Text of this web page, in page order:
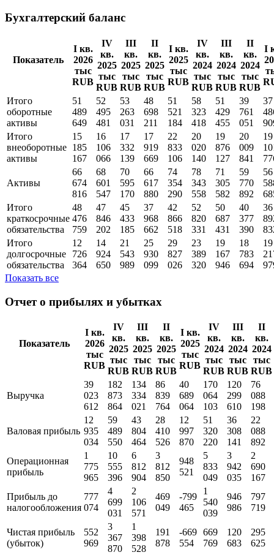
Бухгалтерский баланс
Показатель
I кв.
2026
тыс
RUB
IV
кв.
2025
тыс
RUB
III
кв.
2025
тыс
RUB
II
кв.
2025
тыс
RUB
I кв.
2025
тыс
RUB
IV
кв.
2024
тыс
RUB
III
кв.
2024
тыс
RUB
II
кв.
2024
тыс
RUB
I
Итого
оборотные
активы
51
489
649
52
495
481
53
263
031
48
698
211
51
521
184
58
323
418
51
429
455
39
761
051
37
Итого
внеоборотные
активы
15
185
167
16
106
066
17
332
139
17
919
669
22
833
106
20
020
140
19
876
127
20
009
841
19
Активы
66
674
816
68
601
547
70
595
170
66
617
880
74
354
290
78
343
558
71
305
582
59
770
892
56
Итого
краткосрочные
обязательства
48
476
759
47
846
202
45
433
185
37
968
662
42
866
518
52
820
331
50
687
431
40
377
390
36
Итого
долгосрочные
обязательства
12
726
364
14
924
650
21
543
989
25
930
099
29
827
026
23
389
320
19
167
946
18
783
694
19
Показать все
Отчет о прибылях и убытках
Показатель
I кв.
2026
тыс
RUB
IV
кв.
2025
тыс
RUB
III
кв.
2025
тыс
RUB
II
кв.
2025
тыс
RUB
I кв.
2025
тыс
RUB
IV
кв.
2024
тыс
RUB
III
кв.
2024
тыс
RUB
II
кв.
2024
тыс
RUB
Выручка
39
023
612
182
873
864
134
334
021
86
839
764
40
689
064
170
064
103
120
299
610
76
088
198
Валовая прибыль
12
935
034
59
489
550
43
804
464
28
410
526
12
997
870
51
320
220
36
308
141
22
088
892
Операционная
прибыль
1
775
965
10
555
396
6
812
904
3
812
850
948
521
5
833
049
3
942
035
2
690
167
Прибыль до
налогообложения
777
074
4
699
031
2
106
571
469
049
-799
465
1
540
039
946
986
797
719
Чистая прибыль
(убыток)
552
969
3
367
870
1
398
528
191
878
-669
554
669
769
120
683
295
625